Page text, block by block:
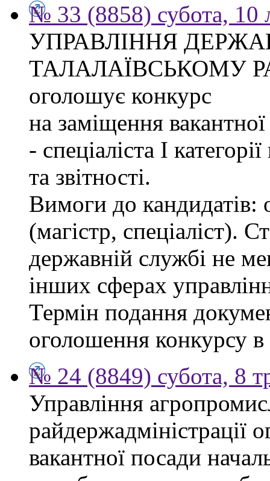
№ 33 (8858) субота, 10
УПРАВЛІННЯ
ТАЛАЛАЇВСЬКОМУ
оголошує конкурс
на заміщення
- спеціаліста І
та звітності.
Вимоги до кандидатів:
(магістр, спеціаліст).
державній службі не
інших сферах
Термін подання
оголошення конкурсу в
№ 24 (8849) субота, 8
Управління
райдержадміністрації
вакантної посади